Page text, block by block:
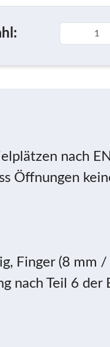
nach
Öffnungen
Finger (8 mm
nach Teil 6 der